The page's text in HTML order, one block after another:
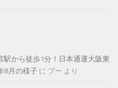
駅から徒歩1分！日本通運大阪東
8月の様子 に プー より